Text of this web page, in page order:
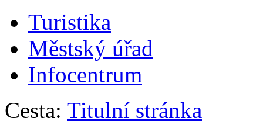
Turistika
Městský úřad
Infocentrum
Cesta: Titulní stránka